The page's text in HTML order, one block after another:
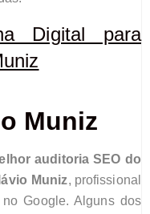
Digital para
Muniz
auditoria SEO do
Muniz, profissional
Google. Alguns dos